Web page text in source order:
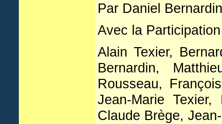
Par Daniel Bernardin
Avec la
Alain Texier,
Bernardin,
Rousseau,
Jean-Marie
Claude Brège,